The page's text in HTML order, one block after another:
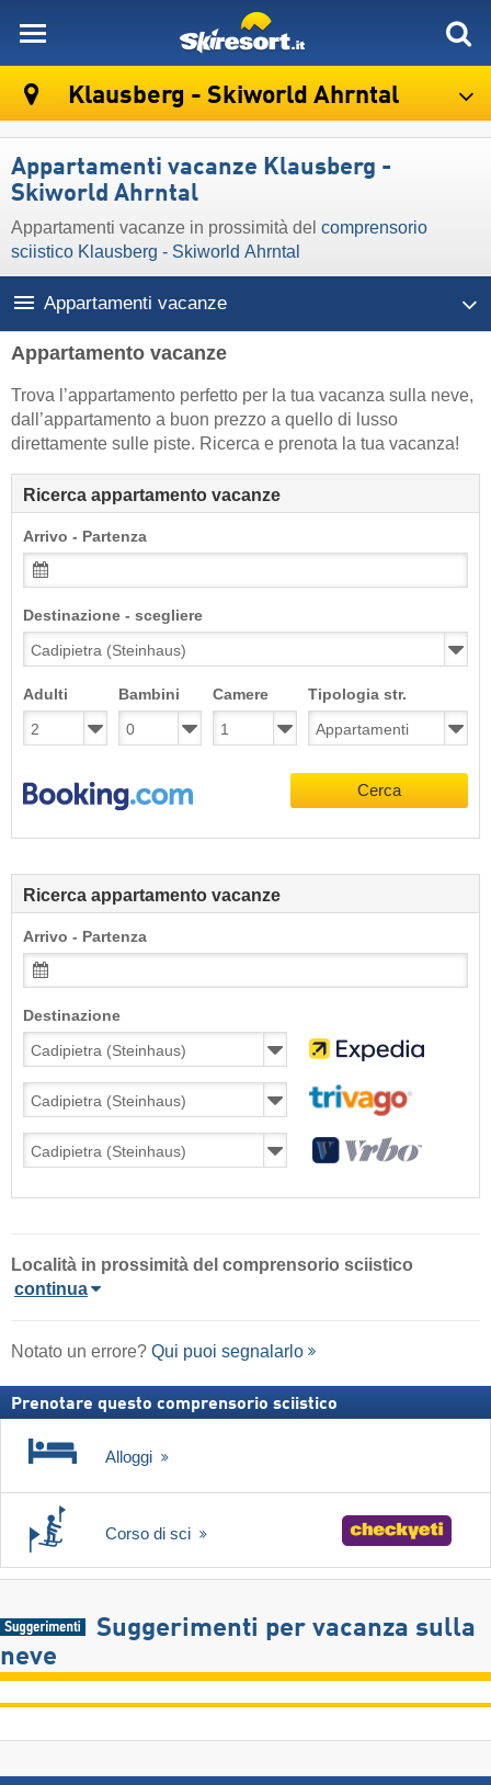
Klausberg - Skiworld Ahrntal
Appartamenti vacanze Klausberg -
Skiworld Ahrntal
Appartamenti vacanze in prossimità del comprensorio
sciistico Klausberg - Skiworld Ahrntal
Appartamenti vacanze
Appartamento vacanze
Trova l’appartamento perfetto per la tua vacanza sulla neve,
dall’appartamento a buon prezzo a quello di lusso
direttamente sulle piste. Ricerca e prenota la tua vacanza!
Ricerca appartamento vacanze
Arrivo - Partenza
Destinazione - scegliere
Adulti Bambini Camere Tipologia str.
Cerca
Ricerca appartamento vacanze
Arrivo - Partenza
Destinazione
Località in prossimità del comprensorio sciistico
continua
Notato un errore? Qui puoi segnalarlo
Prenotare questo comprensorio sciistico
Alloggi
Corso di sci
Suggerimenti per vacanza sulla
neve